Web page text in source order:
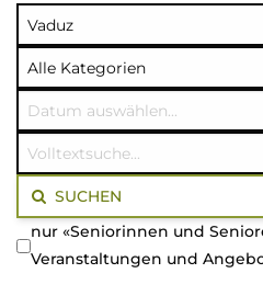
Volltextsuche
SUCHEN
nur «Seniorinnen und
Veranstaltungen und